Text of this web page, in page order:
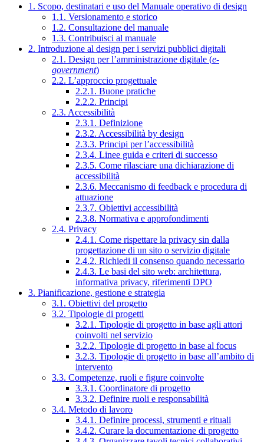
1. Scopo, destinatari e uso del Manuale operativo di design
1.1. Versionamento e storico
1.2. Consultazione del manuale
1.3. Contribuisci al manuale
2. Introduzione al design per i servizi pubblici digitali
2.1. Design per l’amministrazione digitale (e-
government)
2.2. L’approccio progettuale
2.2.1. Buone pratiche
2.2.2. Principi
2.3. Accessibilità
2.3.1. Definizione
2.3.2. Accessibilità by design
2.3.3. Principi per l’accessibilità
2.3.4. Linee guida e criteri di successo
2.3.5. Come rilasciare una dichiarazione di
accessibilità
2.3.6. Meccanismo di feedback e procedura di
attuazione
2.3.7. Obiettivi accessibilità
2.3.8. Normativa e approfondimenti
2.4. Privacy
2.4.1. Come rispettare la privacy sin dalla
progettazione di un sito o servizio digitale
2.4.2. Richiedi il consenso quando necessario
2.4.3. Le basi del sito web: architettura,
informativa privacy, riferimenti DPO
3. Pianificazione, gestione e strategia
3.1. Obiettivi del progetto
3.2. Tipologie di progetti
3.2.1. Tipologie di progetto in base agli attori
coinvolti nel servizio
3.2.2. Tipologie di progetto in base al focus
3.2.3. Tipologie di progetto in base all’ambito di
intervento
3.3. Competenze, ruoli e figure coinvolte
3.3.1. Coordinatore di progetto
3.3.2. Definire ruoli e responsabilità
3.4. Metodo di lavoro
3.4.1. Definire processi, strumenti e rituali
3.4.2. Curare la documentazione di progetto